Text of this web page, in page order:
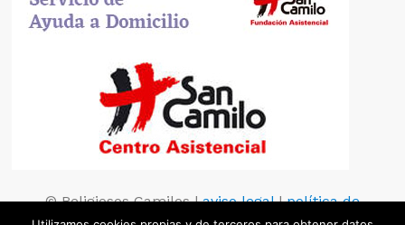
© Religiosos Camilos |aviso legal|política de
privacidad| política de cookies